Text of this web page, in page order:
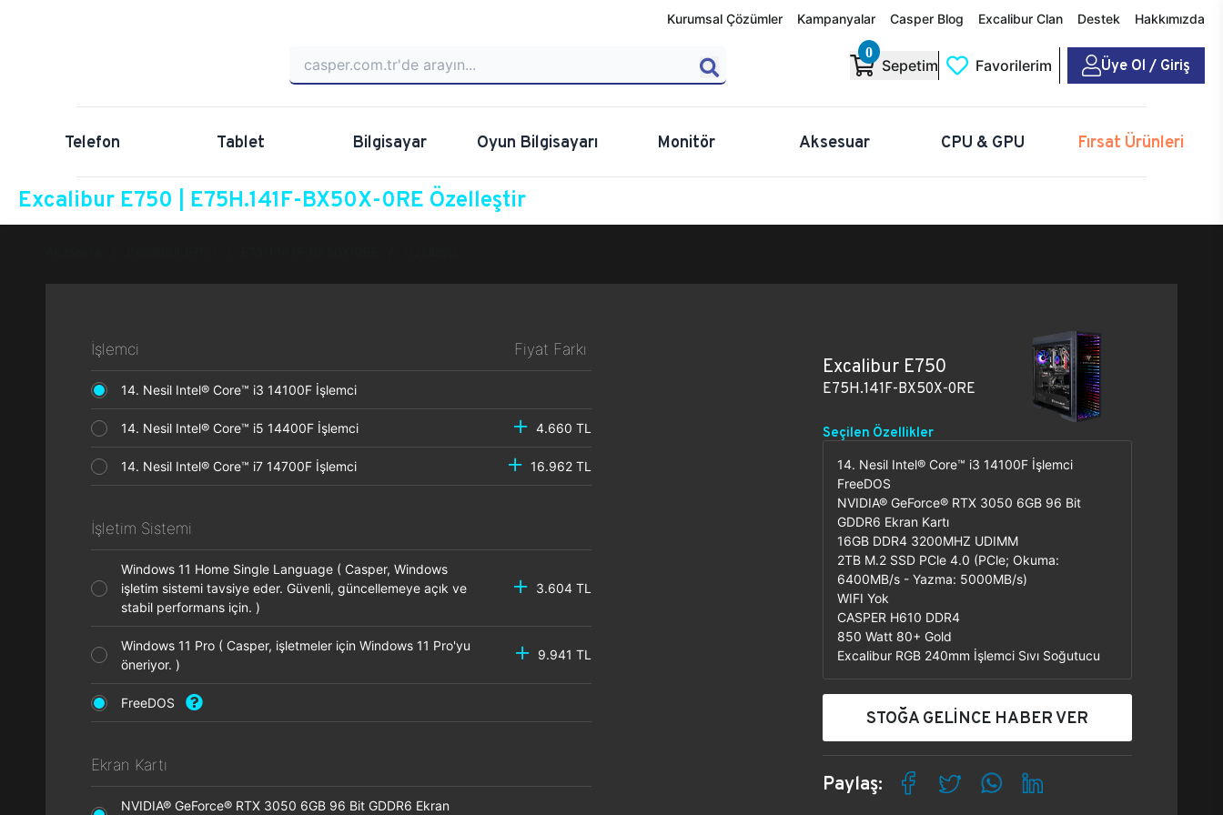
Kurumsal Çözümler Kampanyalar Casper Blog Excalibur Clan Destek Hakkımızda
0
Sepetim Favorilerim Üye Ol / Giriş
Telefon Tablet Bilgisayar Oyun Bilgisayarı Monitör Aksesuar CPU & GPU Fırsat Ürünleri
Excalibur E750 | E75H.141F-BX50X-0RE Özelleştir
İşlemci Fiyat Farkı
14. Nesil Intel® Core™ i3 14100F İşlemci
14. Nesil Intel® Core™ i5 14400F İşlemci 4.660 TL
14. Nesil Intel® Core™ i7 14700F İşlemci 16.962 TL
İşletim Sistemi
Windows 11 Home Single Language ( Casper, Windows
işletim sistemi tavsiye eder. Güvenli, güncellemeye açık ve
stabil performans için. )
3.604 TL
Windows 11 Pro ( Casper, işletmeler için Windows 11 Pro'yu
öneriyor. )
9.941 TL
FreeDOS
Ekran Kartı
NVIDIA® GeForce® RTX 3050 6GB 96 Bit GDDR6 Ekran
Excalibur E750
E75H.141F-BX50X-0RE
Seçilen Özellikler
14. Nesil Intel® Core™ i3 14100F İşlemci
FreeDOS
NVIDIA® GeForce® RTX 3050 6GB 96 Bit
GDDR6 Ekran Kartı
16GB DDR4 3200MHZ UDIMM
2TB M.2 SSD PCle 4.0 (PCle; Okuma:
6400MB/s - Yazma: 5000MB/s)
WIFI Yok
CASPER H610 DDR4
850 Watt 80+ Gold
Excalibur RGB 240mm İşlemci Sıvı Soğutucu
STOĞA GELİNCE HABER VER
Paylaş: